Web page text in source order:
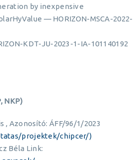
by inexpensive
— HORIZON-MSCA-2022-
KDT-JU-2023-1-IA-101140192
NKP)
, Azonosító: ÁFF/96/1/2023
projektek/chipcer/)
Béla Link: